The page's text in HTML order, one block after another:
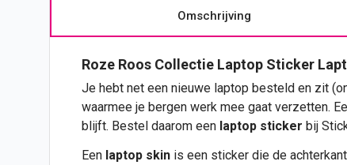
Omschrijving
Roze Roos Collectie Laptop Sticker
Je hebt net een nieuwe laptop besteld en zit
waarmee je bergen werk mee gaat verzetten.
blijft. Bestel daarom een laptop sticker bij
Een laptop skin is een sticker die de